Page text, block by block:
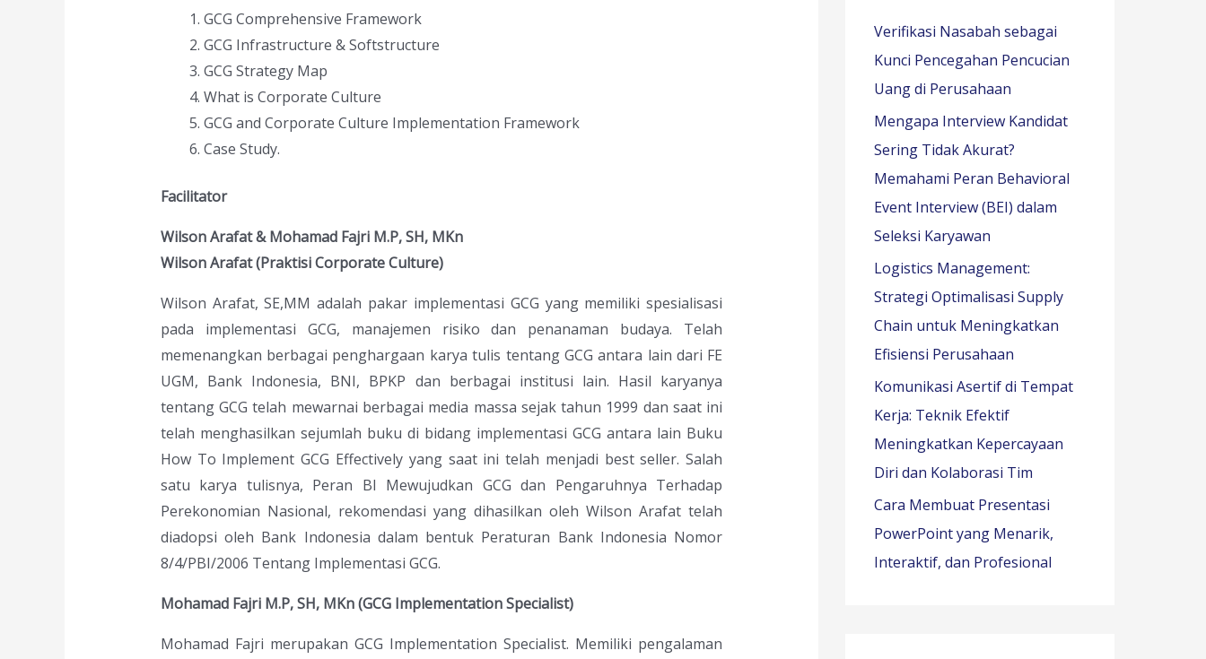
GCG Comprehensive Framework
GCG Infrastructure & Softstructure
GCG Strategy Map
What is Corporate Culture
GCG and Corporate Culture Implementation Framework
Case Study.
Facilitator
Wilson Arafat & Mohamad Fajri M.P, SH, MKn
Wilson Arafat (Praktisi Corporate Culture)
Wilson Arafat, SE,MM adalah pakar implementasi GCG yang memiliki spesialisasi
pada implementasi GCG, manajemen risiko dan penanaman budaya. Telah
memenangkan berbagai penghargaan karya tulis tentang GCG antara lain dari FE
UGM, Bank Indonesia, BNI, BPKP dan berbagai institusi lain. Hasil karyanya
tentang GCG telah mewarnai berbagai media massa sejak tahun 1999 dan saat ini
telah menghasilkan sejumlah buku di bidang implementasi GCG antara lain Buku
How To Implement GCG Effectively yang saat ini telah menjadi best seller. Salah
satu karya tulisnya, Peran BI Mewujudkan GCG dan Pengaruhnya Terhadap
Perekonomian Nasional, rekomendasi yang dihasilkan oleh Wilson Arafat telah
diadopsi oleh Bank Indonesia dalam bentuk Peraturan Bank Indonesia Nomor
8/4/PBI/2006 Tentang Implementasi GCG.
Mohamad Fajri M.P, SH, MKn (GCG Implementation Specialist)
Mohamad Fajri merupakan GCG Implementation Specialist. Memiliki pengalaman
Verifikasi Nasabah sebagai
Kunci Pencegahan Pencucian
Uang di Perusahaan
Mengapa Interview Kandidat
Sering Tidak Akurat?
Memahami Peran Behavioral
Event Interview (BEI) dalam
Seleksi Karyawan
Logistics Management:
Strategi Optimalisasi Supply
Chain untuk Meningkatkan
Efisiensi Perusahaan
Komunikasi Asertif di Tempat
Kerja: Teknik Efektif
Meningkatkan Kepercayaan
Diri dan Kolaborasi Tim
Cara Membuat Presentasi
PowerPoint yang Menarik,
Interaktif, dan Profesional